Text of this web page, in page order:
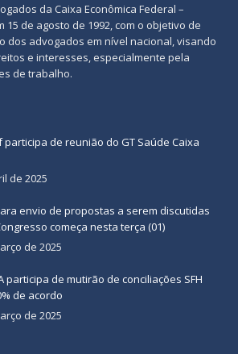
da Caixa Econômica Federal –
15 de agosto de 1992, com o objetivo de
dos advogados em nível nacional, visando
e interesses, especialmente pela
de trabalho.
participa de reunião do GT Saúde Caixa
de 2025
envio de propostas a serem discutidas
começa nesta terça (01)
de 2025
participa de mutirão de conciliações SFH
de acordo
de 2025